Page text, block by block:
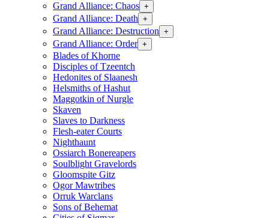
Grand Alliance: Chaos +
Grand Alliance: Death +
Grand Alliance: Destruction +
Grand Alliance: Order +
Blades of Khorne
Disciples of Tzeentch
Hedonites of Slaanesh
Helsmiths of Hashut
Maggotkin of Nurgle
Skaven
Slaves to Darkness
Flesh-eater Courts
Nighthaunt
Ossiarch Bonereapers
Soulblight Gravelords
Gloomspite Gitz
Ogor Mawtribes
Orruk Warclans
Sons of Behemat